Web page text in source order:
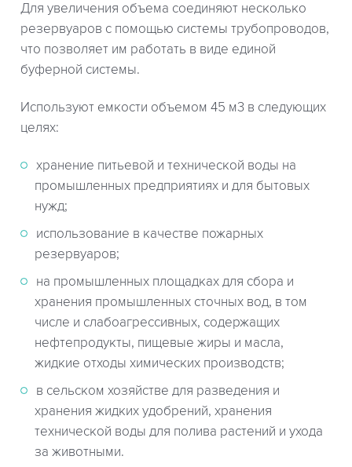
Для увеличения объема соединяют несколько
резервуаров с помощью системы трубопроводов,
что позволяет им работать в виде единой
буферной системы.
Используют емкости объемом 45 м3 в следующих
целях:
хранение питьевой и технической воды на
промышленных предприятиях и для бытовых
нужд;
использование в качестве пожарных
резервуаров;
на промышленных площадках для сбора и
хранения промышленных сточных вод, в том
числе и слабоагрессивных, содержащих
нефтепродукты, пищевые жиры и масла,
жидкие отходы химических производств;
в сельском хозяйстве для разведения и
хранения жидких удобрений, хранения
технической воды для полива растений и ухода
за животными.